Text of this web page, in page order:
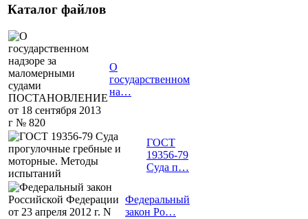
Каталог файлов
О
государственном
на…
ГОСТ
19356-79
Суда п…
Федеральный
закон Ро…